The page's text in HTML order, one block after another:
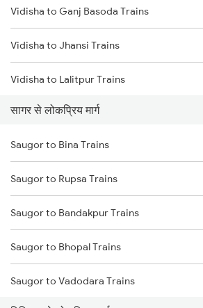
Saugor to Shahdol Trains
Saugor to New Delhi Trains
Vidisha to Ganj Basoda Trains
Vidisha to Jhansi Trains
Vidisha to Lalitpur Trains
Vidisha to Agra Trains
Vidisha to Itarsi Trains
Vidisha to Mandi Bamora Trains
Vidisha to New Delhi Trains
सागर से लोकप्रिय मार्ग
Saugor to Bina Trains
Saugor to Rupsa Trains
Saugor to Bandakpur Trains
Saugor to Bhopal Trains
Saugor to Vadodara Trains